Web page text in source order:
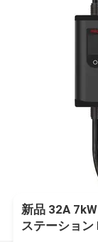
新品 32A
ステーション